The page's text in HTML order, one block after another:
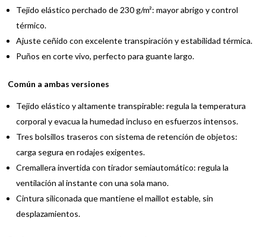
Tejido elástico perchado de 230 g/m²: mayor abrigo y control
térmico.
Ajuste ceñido con excelente transpiración y estabilidad térmica.
Puños en corte vivo, perfecto para guante largo.
Común a ambas versiones
Tejido elástico y altamente transpirable: regula la temperatura
corporal y evacua la humedad incluso en esfuerzos intensos.
Tres bolsillos traseros con sistema de retención de objetos:
carga segura en rodajes exigentes.
Cremallera invertida con tirador semiautomático: regula la
ventilación al instante con una sola mano.
Cintura siliconada que mantiene el maillot estable, sin
desplazamientos.